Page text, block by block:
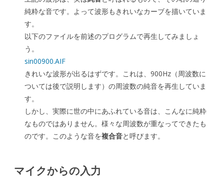
純粋な音です。よって波形もきれいなカーブを描いていま
す。
以下のファイルを前述のプログラムで再生してみましょ
う。
sin00900.AIF
きれいな波形が出るはずです。これは、900Hz（周波数に
ついては後で説明します）の周波数の純音を再生していま
す。
しかし、実際に世の中にあふれている音は、こんなに純粋
なものではありません。様々な周波数が重なってできたも
のです。このような音を複合音と呼びます。
マイクからの入力